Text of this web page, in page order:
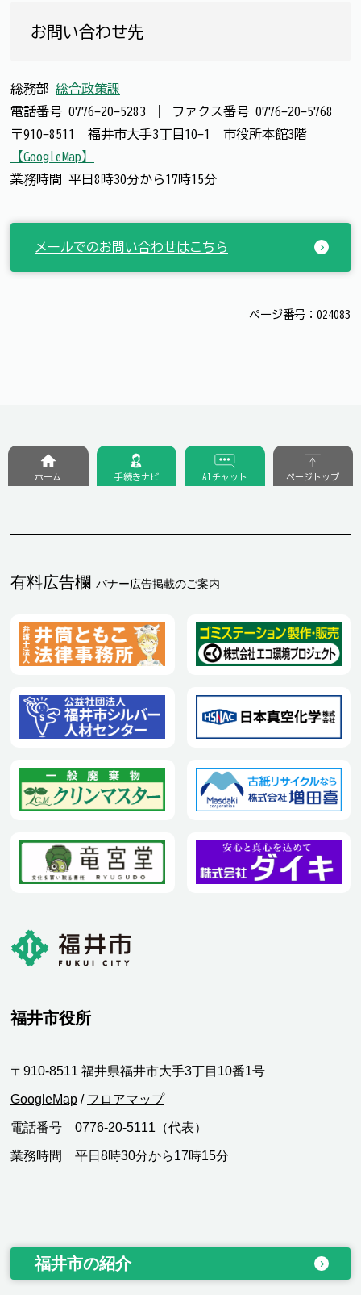
お問い合わせ先
総務部 総合政策課
電話番号 0776-20-5283 ファクス番号 0776-20-5768
〒910-8511 福井市大手3丁目10-1 市役所本館3階
【GoogleMap】
業務時間 平日8時30分から17時15分
メールでのお問い合わせはこちら
ページ番号：024083
有料広告欄 バナー広告掲載のご案内
ホーム 手続きナビ AIチャット ページトップ
福井市役所
〒910-8511 福井県福井市大手3丁目10番1号
GoogleMap / フロアマップ
電話番号 0776-20-5111（代表）
業務時間 平日8時30分から17時15分
福井市の紹介